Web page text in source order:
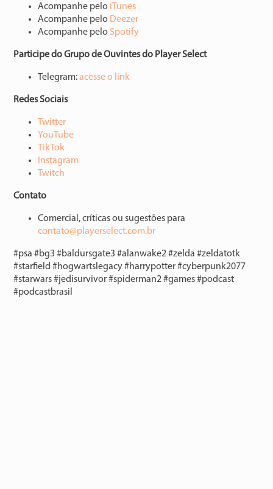
Acompanhe pelo ⁠⁠⁠⁠⁠⁠⁠⁠⁠⁠⁠⁠⁠⁠⁠⁠iTunes⁠⁠⁠⁠⁠⁠⁠⁠⁠⁠⁠⁠⁠⁠⁠⁠
Acompanhe pelo ⁠⁠⁠⁠⁠⁠⁠⁠⁠⁠⁠⁠⁠⁠⁠⁠Deezer⁠⁠⁠⁠⁠⁠⁠⁠⁠⁠⁠⁠⁠⁠⁠⁠
Acompanhe pelo ⁠⁠⁠⁠⁠⁠⁠⁠⁠⁠⁠⁠⁠⁠⁠⁠Spotify⁠⁠⁠⁠⁠⁠⁠⁠⁠⁠⁠⁠⁠⁠⁠
Participe do Grupo de Ouvintes do Player Select
Telegram:⁠⁠⁠⁠⁠⁠⁠⁠⁠⁠⁠⁠⁠⁠⁠⁠acesse o link⁠⁠⁠⁠⁠⁠⁠⁠⁠⁠⁠⁠⁠⁠⁠
Redes Sociais
⁠⁠⁠⁠⁠⁠⁠⁠⁠⁠⁠⁠⁠⁠⁠Twitter⁠⁠⁠⁠⁠⁠⁠⁠⁠⁠⁠⁠⁠⁠⁠
⁠⁠⁠⁠⁠⁠⁠⁠⁠⁠⁠⁠⁠⁠⁠YouTube⁠⁠⁠⁠⁠⁠⁠⁠⁠⁠⁠⁠⁠⁠⁠
⁠⁠⁠⁠⁠⁠⁠⁠⁠⁠⁠⁠⁠⁠TikTok⁠⁠⁠⁠⁠⁠⁠⁠⁠⁠⁠⁠⁠⁠
⁠⁠⁠⁠⁠⁠⁠⁠⁠⁠⁠⁠⁠⁠Instagram⁠⁠⁠⁠⁠⁠⁠⁠⁠⁠⁠⁠⁠⁠⁠
⁠⁠⁠⁠⁠⁠⁠⁠⁠⁠⁠⁠⁠⁠Twitch⁠⁠⁠⁠⁠⁠⁠⁠⁠⁠⁠⁠⁠⁠
Contato
Comercial, críticas ou sugestões para
⁠⁠⁠⁠⁠⁠⁠⁠⁠⁠⁠⁠contato@playerselect.com.br⁠⁠⁠⁠⁠⁠⁠⁠⁠⁠⁠⁠⁠
#psa #bg3 #baldursgate3 #alanwake2 #zelda #zeldatotk
#starfield #hogwartslegacy #harrypotter #cyberpunk2077
#starwars #jedisurvivor #spiderman2 #games #podcast
#podcastbrasil